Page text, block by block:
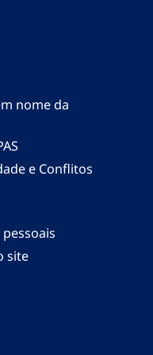
nome da
e Conflitos
site